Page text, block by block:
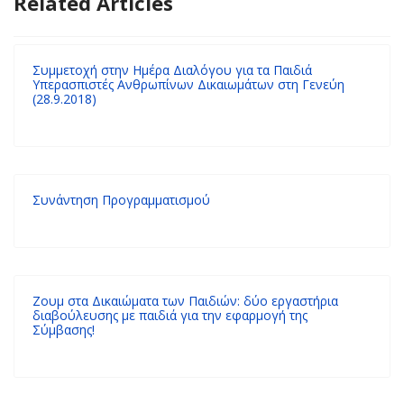
Συμμετοχή στην Ημέρα Διαλόγου για τα Παιδιά
Υπερασπιστές Ανθρωπίνων Δικαιωμάτων στη Γενεύη
(28.9.2018)
Συνάντηση Προγραμματισμού
Ζουμ στα Δικαιώματα των Παιδιών: δύο εργαστήρια
διαβούλευσης με παιδιά για την εφαρμογή της
Σύμβασης!